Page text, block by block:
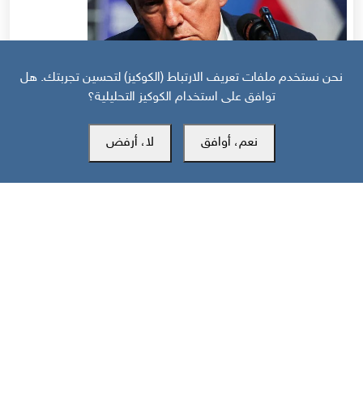
نحن نستخدم ملفات تعريف الارتباط (الكوكيز) لتحسين تجربتك. هل
توافق على استخدام الكوكيز التحليلية؟
نعم، أوافق لا، أرفض